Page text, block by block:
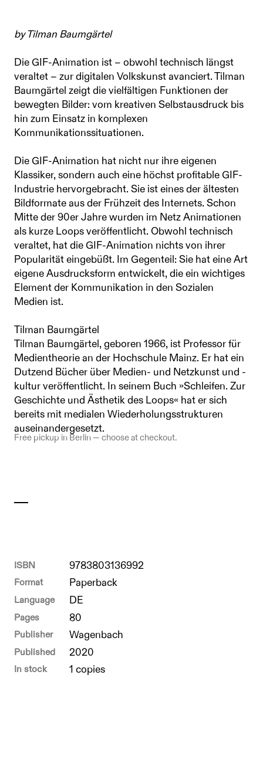
by Tilman Baumgärtel
Die GIF-Animation ist – obwohl technisch längst
veraltet – zur digitalen Volkskunst avanciert. Tilman
Baumgärtel zeigt die vielfältigen Funktionen der
bewegten Bilder: vom kreativen Selbstausdruck bis
hin zum Einsatz in komplexen
Kommunikationssituationen.
Die GIF-Animation hat nicht nur ihre eigenen
Klassiker, sondern auch eine höchst profitable GIF-
Industrie hervorgebracht. Sie ist eines der ältesten
Bildformate aus der Frühzeit des Internets. Schon
Mitte der 90er Jahre wurden im Netz Animationen
als kurze Loops veröffentlicht. Obwohl technisch
veraltet, hat die GIF-Animation nichts von ihrer
Popularität eingebüßt. Im Gegenteil: Sie hat eine Art
eigene Ausdrucksform entwickelt, die ein wichtiges
Element der Kommunikation in den Sozialen
Medien ist.
Tilman Baumgärtel
Tilman Baumgärtel, geboren 1966, ist Professor für
Medientheorie an der Hochschule Mainz. Er hat ein
Dutzend Bücher über Medien- und Netzkunst und -
kultur veröffentlicht. In seinem Buch »Schleifen. Zur
Geschichte und Ästhetik des Loops« hat er sich
bereits mit medialen Wiederholungsstrukturen
auseinandergesetzt.
Free pickup in Berlin — choose at checkout.
ISBN 9783803136992
Format Paperback
Language DE
Pages 80
Publisher Wagenbach
Published 2020
In stock 1 copies